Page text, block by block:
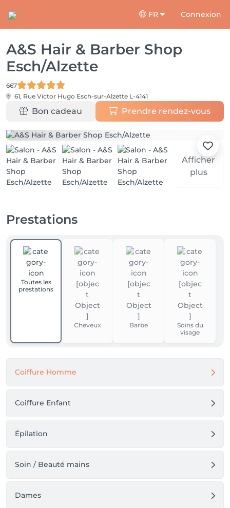
FR Connexion
A&S Hair & Barber Shop
Esch/Alzette
667
61, Rue Victor Hugo Esch-sur-Alzette L-4141
Bon cadeau Prendre rendez-vous
Afficher
plus
Prestations
Toutes les
prestations
Cheveux Barbe
Soins du
visage
Coiffure Homme
Coiffure Enfant
Épilation
Soin / Beauté mains
Dames